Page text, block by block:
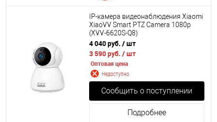
IP-камера видеонаблюдения Xiaomi
XiaoVV Smart PTZ Camera 1080p
(XVV-6620S-Q8)
4 040 руб. / шт
3 590 руб. / шт
Оптовая цена
Недоступно
Сообщить о поступлении
Подробнее